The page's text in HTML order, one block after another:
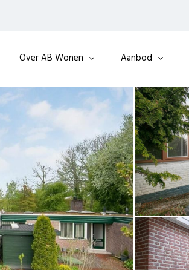
Over AB Wonen Aanbod